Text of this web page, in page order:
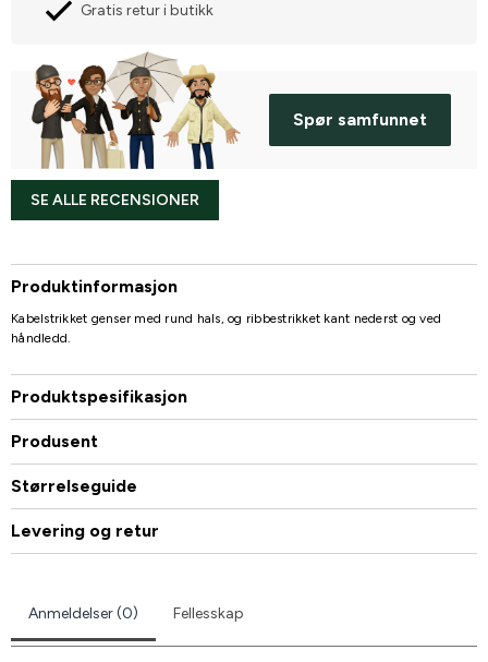
Gratis retur i butikk
Spør samfunnet
SE ALLE RECENSIONER
Produktinformasjon
Kabelstrikket genser med rund hals, og ribbestrikket kant nederst og ved
håndledd.
Produktspesifikasjon
Produsent
Størrelseguide
Levering og retur
Anmeldelser (0) Fellesskap